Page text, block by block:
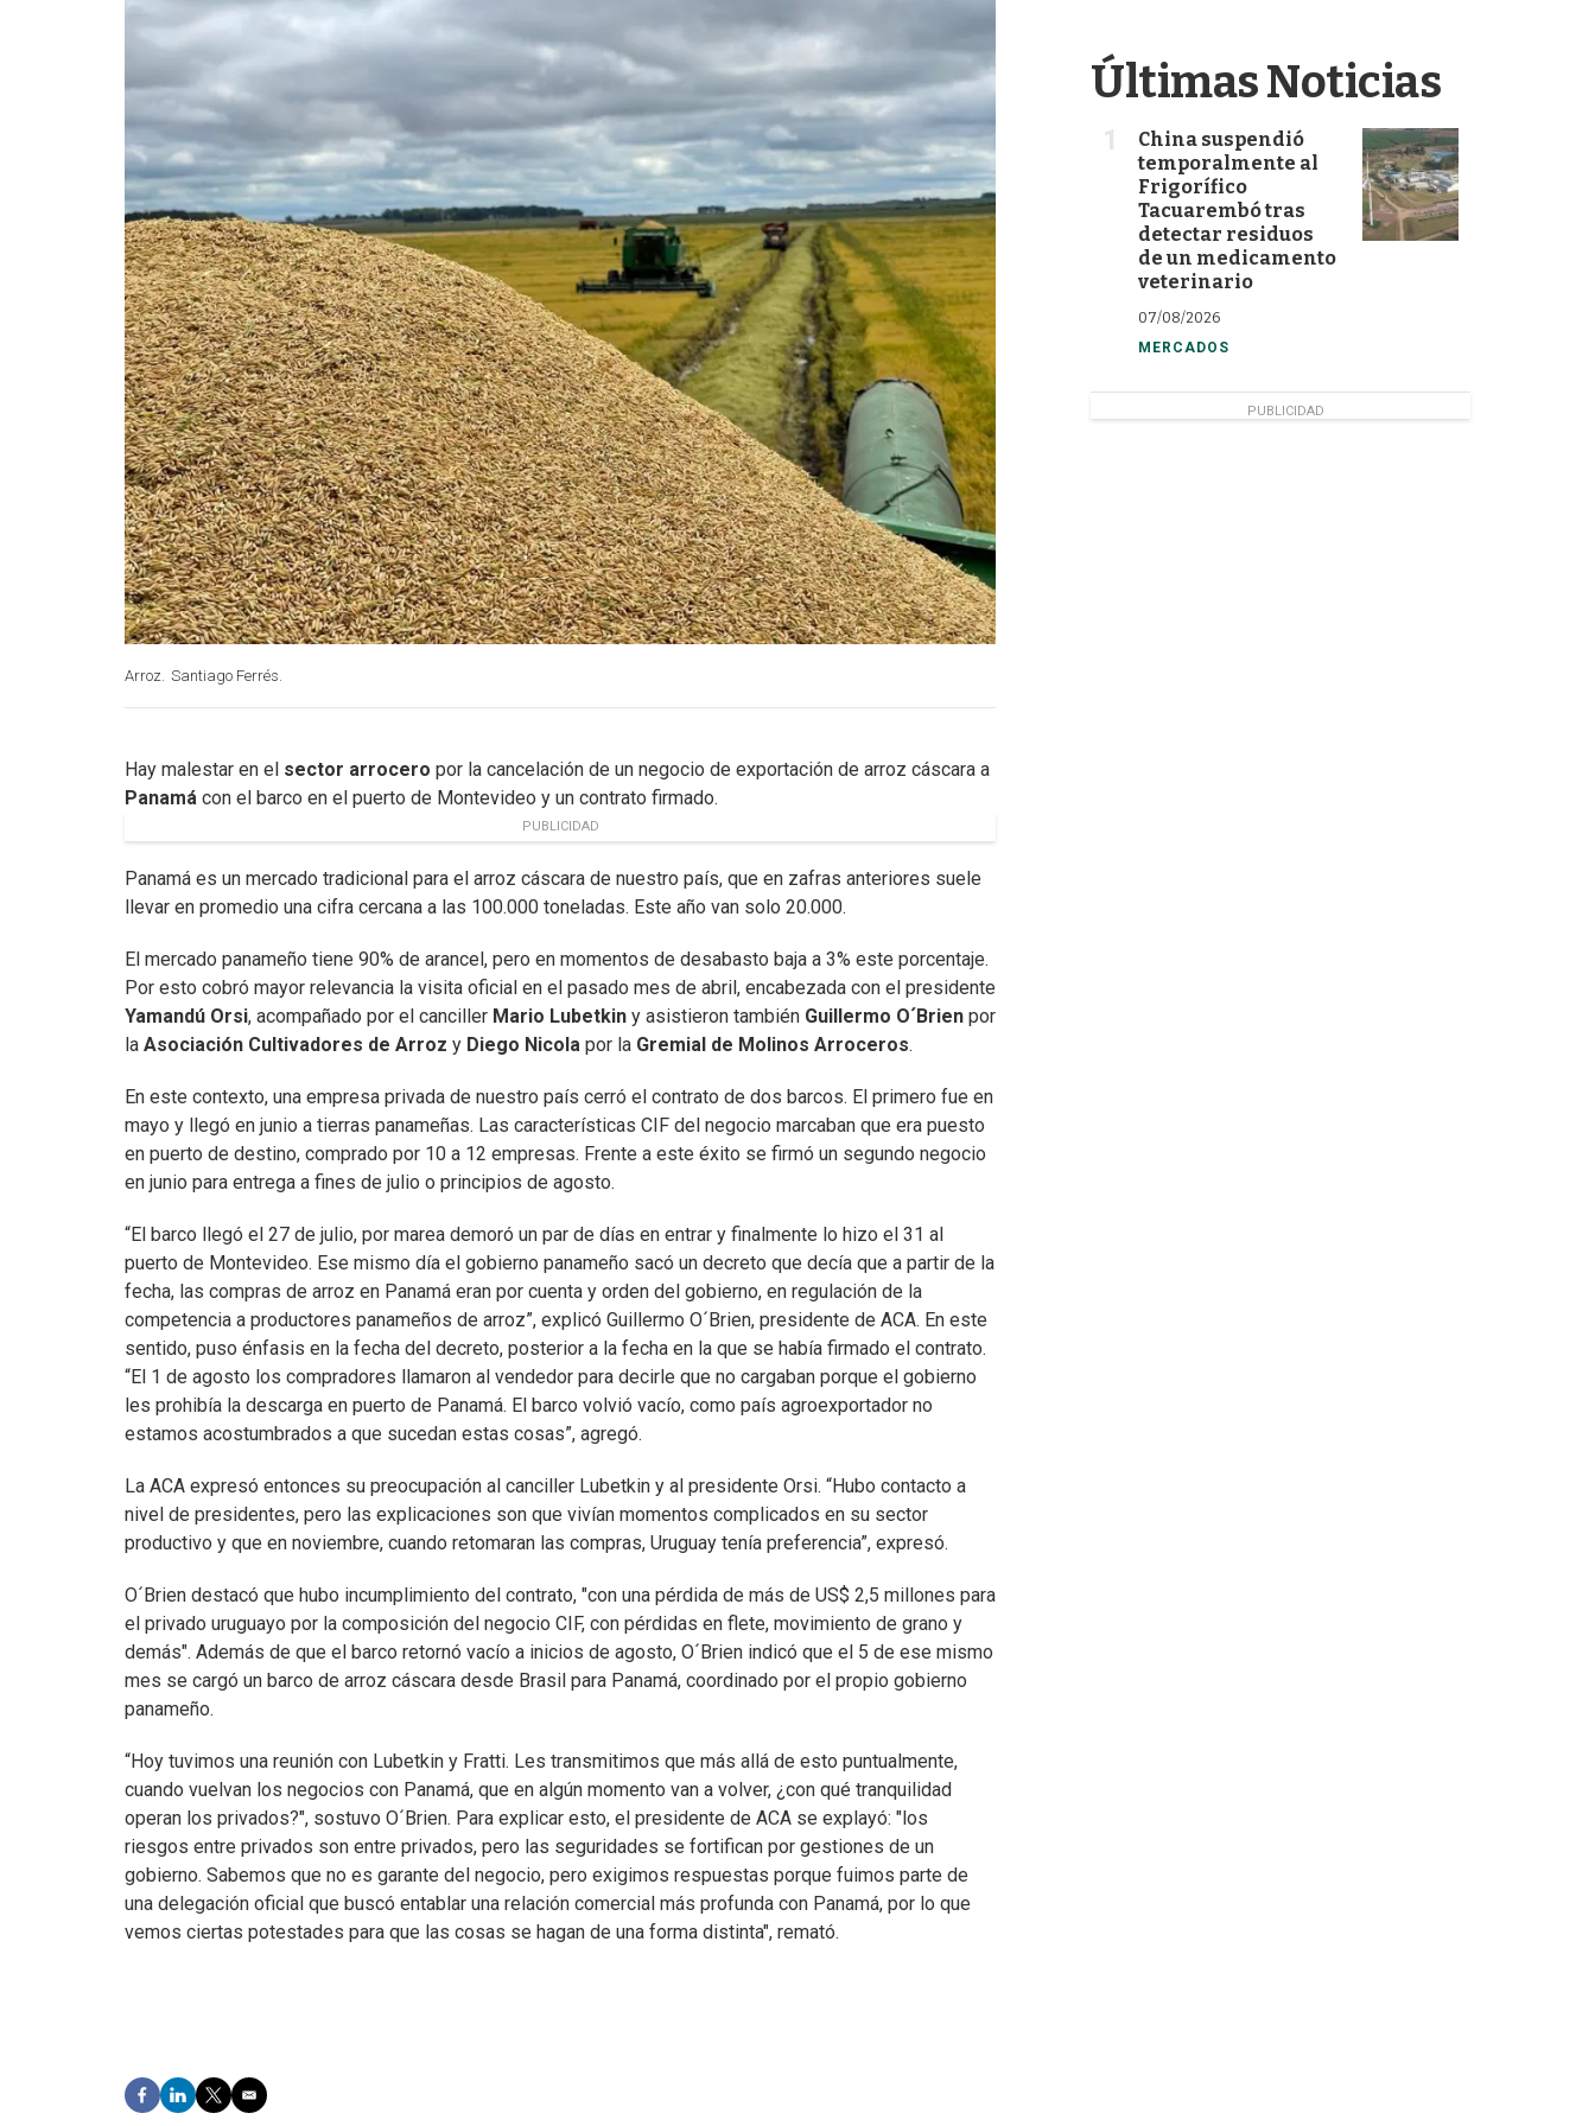
Arroz. Santiago Ferrés.
Hay malestar en el sector arrocero por la cancelación de un negocio de exportación de arroz cáscara a
Panamá con el barco en el puerto de Montevideo y un contrato firmado.
PUBLICIDAD
Panamá es un mercado tradicional para el arroz cáscara de nuestro país, que en zafras anteriores suele
llevar en promedio una cifra cercana a las 100.000 toneladas. Este año van solo 20.000.
El mercado panameño tiene 90% de arancel, pero en momentos de desabasto baja a 3% este porcentaje.
Por esto cobró mayor relevancia la visita oficial en el pasado mes de abril, encabezada con el presidente
Yamandú Orsi, acompañado por el canciller Mario Lubetkin y asistieron también Guillermo O´Brien por
la Asociación Cultivadores de Arroz y Diego Nicola por la Gremial de Molinos Arroceros.
En este contexto, una empresa privada de nuestro país cerró el contrato de dos barcos. El primero fue en
mayo y llegó en junio a tierras panameñas. Las características CIF del negocio marcaban que era puesto
en puerto de destino, comprado por 10 a 12 empresas. Frente a este éxito se firmó un segundo negocio
en junio para entrega a fines de julio o principios de agosto.
“El barco llegó el 27 de julio, por marea demoró un par de días en entrar y finalmente lo hizo el 31 al
puerto de Montevideo. Ese mismo día el gobierno panameño sacó un decreto que decía que a partir de la
fecha, las compras de arroz en Panamá eran por cuenta y orden del gobierno, en regulación de la
competencia a productores panameños de arroz”, explicó Guillermo O´Brien, presidente de ACA. En este
sentido, puso énfasis en la fecha del decreto, posterior a la fecha en la que se había firmado el contrato.
“El 1 de agosto los compradores llamaron al vendedor para decirle que no cargaban porque el gobierno
les prohibía la descarga en puerto de Panamá. El barco volvió vacío, como país agroexportador no
estamos acostumbrados a que sucedan estas cosas”, agregó.
La ACA expresó entonces su preocupación al canciller Lubetkin y al presidente Orsi. “Hubo contacto a
nivel de presidentes, pero las explicaciones son que vivían momentos complicados en su sector
productivo y que en noviembre, cuando retomaran las compras, Uruguay tenía preferencia”, expresó.
O´Brien destacó que hubo incumplimiento del contrato, "con una pérdida de más de US$ 2,5 millones para
el privado uruguayo por la composición del negocio CIF, con pérdidas en flete, movimiento de grano y
demás". Además de que el barco retornó vacío a inicios de agosto, O´Brien indicó que el 5 de ese mismo
mes se cargó un barco de arroz cáscara desde Brasil para Panamá, coordinado por el propio gobierno
panameño.
“Hoy tuvimos una reunión con Lubetkin y Fratti. Les transmitimos que más allá de esto puntualmente,
cuando vuelvan los negocios con Panamá, que en algún momento van a volver, ¿con qué tranquilidad
operan los privados?", sostuvo O´Brien. Para explicar esto, el presidente de ACA se explayó: "los
riesgos entre privados son entre privados, pero las seguridades se fortifican por gestiones de un
gobierno. Sabemos que no es garante del negocio, pero exigimos respuestas porque fuimos parte de
una delegación oficial que buscó entablar una relación comercial más profunda con Panamá, por lo que
vemos ciertas potestades para que las cosas se hagan de una forma distinta", remató.
F
a
L
i
T
w
E
m
Últimas Noticias
China suspendió
temporalmente al
Frigorífico
Tacuarembó tras
detectar residuos
de un medicamento
veterinario
07/08/2026
MERCADOS
PUBLICIDAD